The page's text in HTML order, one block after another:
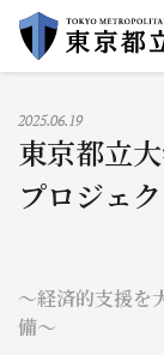
イ
グローバルメニュ
2025.06.19
東京都立
プロジェ
～経済的支援を
備～